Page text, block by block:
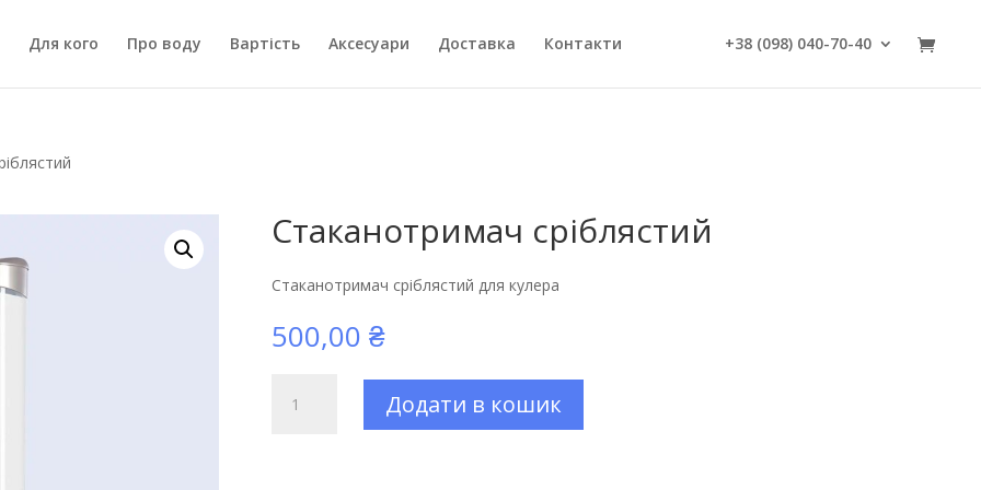
Для кого Про воду Вартість Аксесуари Доставка Контакти +38 (098) 040-70-40
Стаканотримач сріблястий
Стаканотримач сріблястий для кулера
500,00 ₴
Стаканотримач
сріблястий
Додати в кошик